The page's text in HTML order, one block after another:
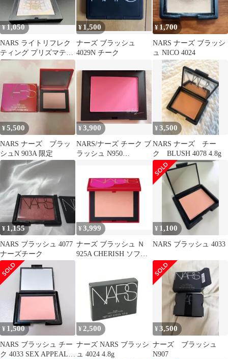
¥1,050
NARS ライトリフレク
ティング プリズマティ
ックパウダー 03878 本
¥ 1,500
ナーズ ブラッシュ
4029N チーク
¥ 1,700
NARS ナーズ ブラッシ
ュ NICO 4024
¥5,500
NARS ナーズ ブラッ
シュN 903A 限定
¥3,900
NARS/ナーズ チーク ブ
ラッシュ N950
¥3,500
NARS ナーズ チー
ク BLUSH 4078 4.8g
¥ 1,155
NARS ブラッシュ 4077
ナーズチーク
¥3,999
ナーズ ブラッシュ Ｎ
925A CHERISH ソフト
¥ 1,100
NARS ブラッシュ 4033
¥ 1,500
NARS ブラッシュ チー
ク 4033 SEX APPEAL
¥ 2,500
ナーズ NARS ブラッシ
ュ 4024 4.8g
¥3,500
ナーズ ブラッシュ
N907